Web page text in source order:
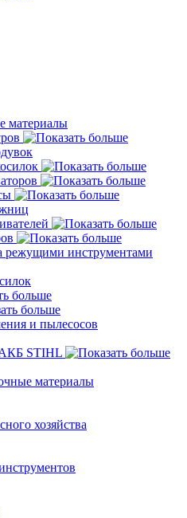
материалы
режущими инструментами
и пылесосов
АКБ STIHL
материалы
хозяйства